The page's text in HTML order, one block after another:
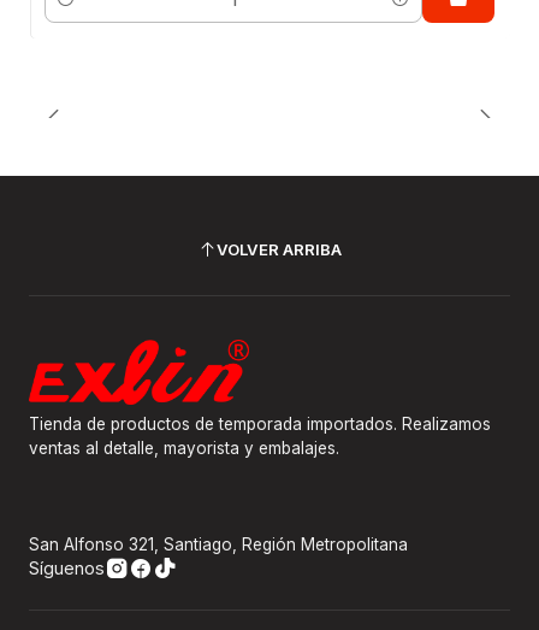
Cantidad
VOLVER ARRIBA
Tienda de productos de temporada importados. Realizamos
ventas al detalle, mayorista y embalajes.
San Alfonso 321, Santiago, Región Metropolitana
Síguenos